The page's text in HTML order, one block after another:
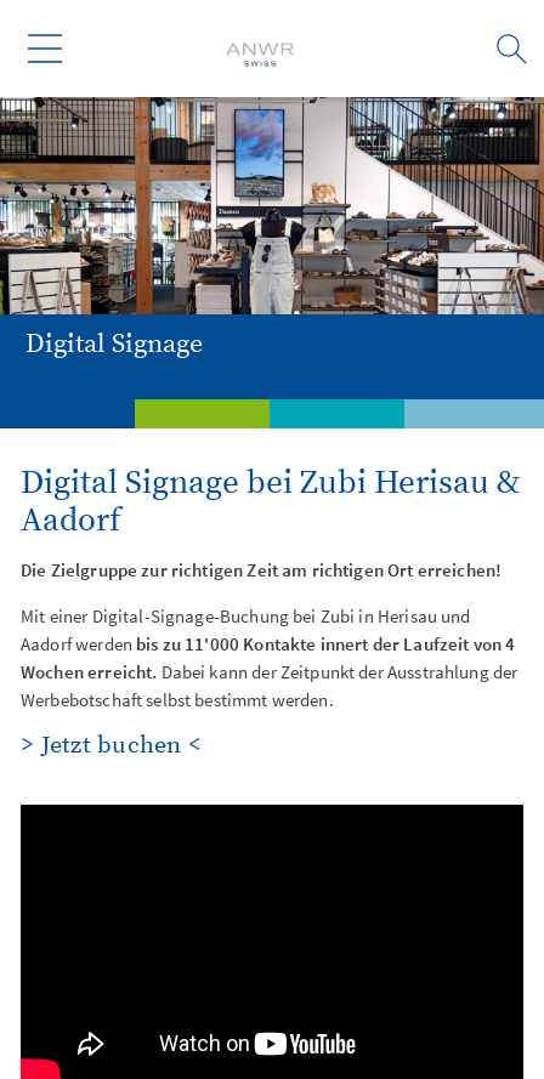
Digital Signage
DienstleistungenWeiterbildung Branchen
Digital Signage bei Zubi Herisau &
Aadorf
Die Zielgruppe zur richtigen Zeit am richtigen Ort erreichen!
Mit einer Digital-Signage-Buchung bei Zubi in Herisau und
Aadorf werden bis zu 11'000 Kontakte innert der Laufzeit von 4
Wochen erreicht. Dabei kann der Zeitpunkt der Ausstrahlung der
Werbebotschaft selbst bestimmt werden.
> Jetzt buchen <